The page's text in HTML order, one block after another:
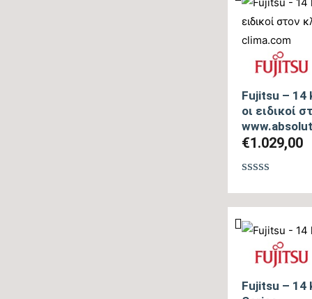
Fujitsu – 14
οι ειδικοί
€1.029,00
0
από
Fujitsu – 14